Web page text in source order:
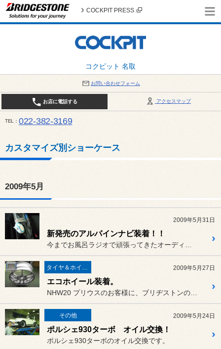
コクピット 名取
COCKPIT PRESS
お問い合わせフォーム
アクセスマップ
お店に電話する
TEL 022-382-3169
カスタマイズ別ショーケース
2009年5月
2009年5月31日
新発売のアルパインナビ装着！！
タイヤ＆ホイール 2009年5月27日
エコホイール装着。
その他 2009年5月24日
ポルシェ930ターボ オイル交換！
ポルシェ930ターボのオイル交換です。